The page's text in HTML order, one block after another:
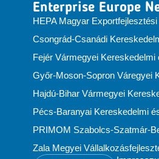
Enterprise Europe
HEPA Magyar
Csongrád-Csanádi
Fejér Vármegyei Kereskedelmi
Győr-Moson-Sopron Váregyei
Hajdú-Bihar Vármegyei
Pécs-Baranyai Kereskedelmi
PRIMOM Szabolcs-Szatmár-
Zala Megyei